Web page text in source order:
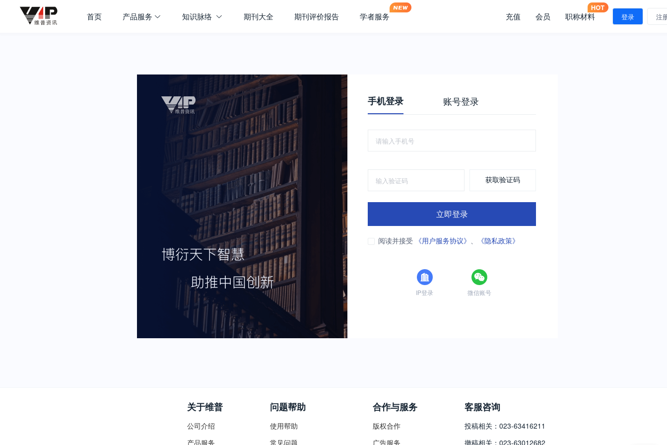
首页 产品服务 知识脉络 期刊大全 期刊评价报告 学者服务 充值 会员 职称材料 登录 注
手机登录 账号登录
获取验证码
立即登录
阅读并接受 《用户服务协议》 、 《隐私政策》
IP登录 微信账号
关于维普
公司介绍
产品服务
问题帮助
使用帮助
常见问题
合作与服务
版权合作
广告服务
客服咨询
投稿相关：023-63416211
撤稿相关：023-63012682